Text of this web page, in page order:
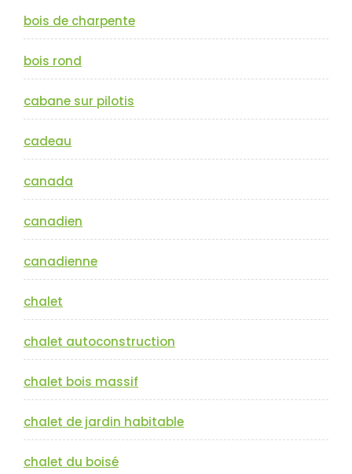
bois de charpente
bois rond
cabane sur pilotis
cadeau
canada
canadien
canadienne
chalet
chalet autoconstruction
chalet bois massif
chalet de jardin habitable
chalet du boisé